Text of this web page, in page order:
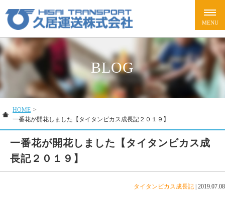
BLOG
HOME >
一番花が開花しました【タイタンビカス成長記２０１９】
一番花が開花しました【タイタンビカス成
長記２０１９】
タイタンビカス成長記 2019.07.08